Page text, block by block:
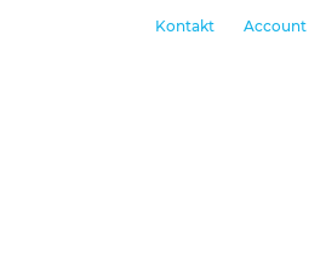
Kontakt Account